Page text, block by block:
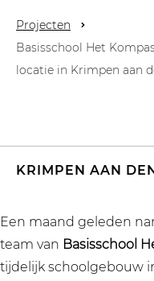
Projecten
Basisschool Het
locatie in Krimpen aan
Een maand geleden
team van Basisschool
tijdelijk schoolgebouw
KRIMPEN AAN